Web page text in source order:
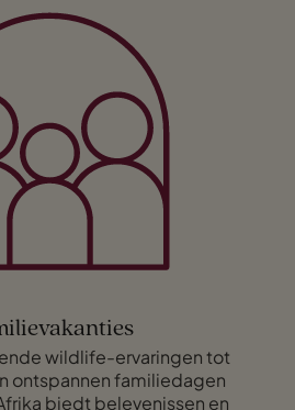
wildlife-ervaringen tot
ontspannen familiedagen
biedt belevenissen en